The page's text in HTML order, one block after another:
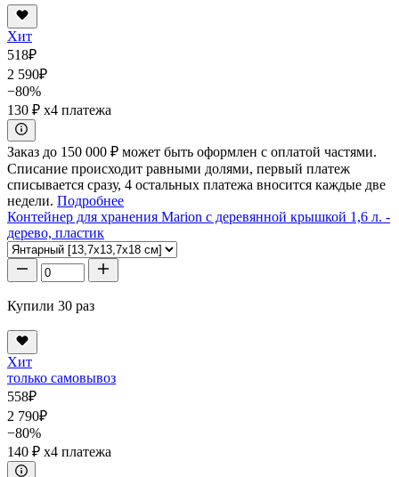
Хит
518₽
2 590₽
−80%
130 ₽ x4 платежа
Заказ до 150 000 ₽ может быть оформлен с оплатой частями.
Списание происходит равными долями, первый платеж
списывается сразу, 4 остальных платежа вносится каждые две
недели. Подробнее
Контейнер для хранения Marion с деревянной крышкой 1,6 л. -
дерево, пластик
Купили 30 раз
Хит
только самовывоз
558₽
2 790₽
−80%
140 ₽ x4 платежа